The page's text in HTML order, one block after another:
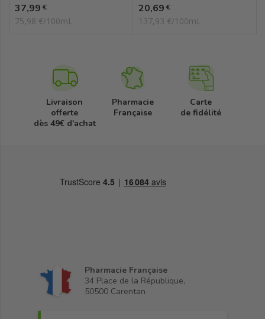
Prix
37,99 €
75,98 €/100mL
Prix
20,69 €
137,93 €/100mL
Livraison
offerte
dès 49€ d'achat
Pharmacie
Française
Carte
de fidélité
Pharmacie Française
34 Place de la République,
50500 Carentan